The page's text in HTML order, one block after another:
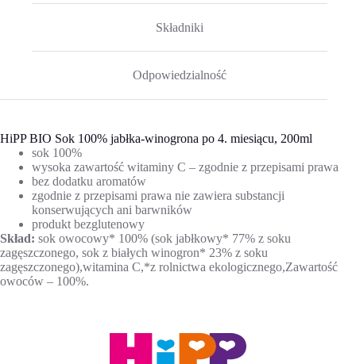
Składniki
Odpowiedzialność
HiPP BIO Sok 100% jabłka-winogrona po 4. miesiącu, 200ml
sok 100%
wysoka zawartość witaminy C – zgodnie z przepisami prawa
bez dodatku aromatów
zgodnie z przepisami prawa nie zawiera substancji
konserwujących ani barwników
produkt bezglutenowy
Skład: sok owocowy* 100% (sok jabłkowy* 77% z soku
zagęszczonego, sok z białych winogron* 23% z soku
zagęszczonego),witamina C,*z rolnictwa ekologicznego,Zawartość
owoców – 100%.